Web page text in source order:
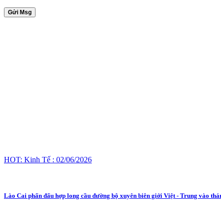
Gửi Msg
HOT: Kinh Tế : 02/06/2026
Lào Cai phấn đấu hợp long cầu đường bộ xuyên biên giới Việt - Trung vào